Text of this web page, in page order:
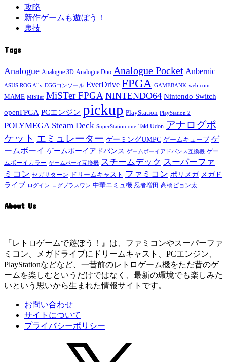
攻略
新作ゲームも遊ぼう！
裏技
Tags
Analogue Analogue 3D Analogue Duo Analogue Pocket Anbernic
ASUS ROG Ally EGGコンソール EverDrive FPGA GAMEBANK-web.com
MAME MiSTer MiSTer FPGA NINTENDO64 Nintendo Switch
openFPGA PCエンジン pickup PlayStation PlayStation 2
POLYMEGA Steam Deck SuperStation one Taki Udon アナログポ
ケット エミュレーター ゲーミングUMPC ゲームキューブ ゲ
ームボーイ ゲームボーイアドバンス ゲームボーイアドバンス互換機 ゲー
ムボーイカラー ゲームボーイ互換機 スチームデック スーパーファ
ミコン セガサターン ドリームキャスト ファミコン ポリメガ メガド
ライブ ログイン ログプラスワン 中華エミュ機 忍者増田 高橋ピョン太
About Us
『レトロゲームで遊ぼう！』は、ファミコンやスーパーファ
ミコン、メガドライブにドリームキャスト、PCエンジン、
PlayStationなどなど、一昔前のレトロゲーム機をただ昔のゲ
ームを楽しむというだけではなく、最新の環境でも楽しみた
いという思いから生まれた情報サイトです。
お問い合わせ
サイトについて
プライバシーポリシー